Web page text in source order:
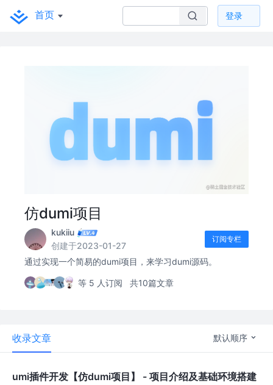
首页 登录
仿dumi项目
kukiiu
创建于2023-01-27
订阅专栏
通过实现一个简易的dumi项目，来学习dumi源码。
等 5 人订阅 共10篇文章
收录文章 默认顺序
umi插件开发【仿dumi项目】 - 项目介绍及基础环境搭建